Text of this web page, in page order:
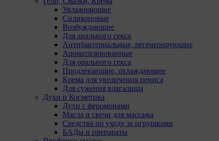
Увлажняющие
Силиконовые
Возбуждающие
Для анального секса
Антибактериальные, регенерирующие
Ароматизированные
Для орального секса
Продлевающие, охлаждающие
Крема для увеличения пениса
Для сужения влагалища
Духи и Косметика
Духи с феромонами
Масла и свечи для массажа
Средства по уходу за игрушками
БАДы и препараты